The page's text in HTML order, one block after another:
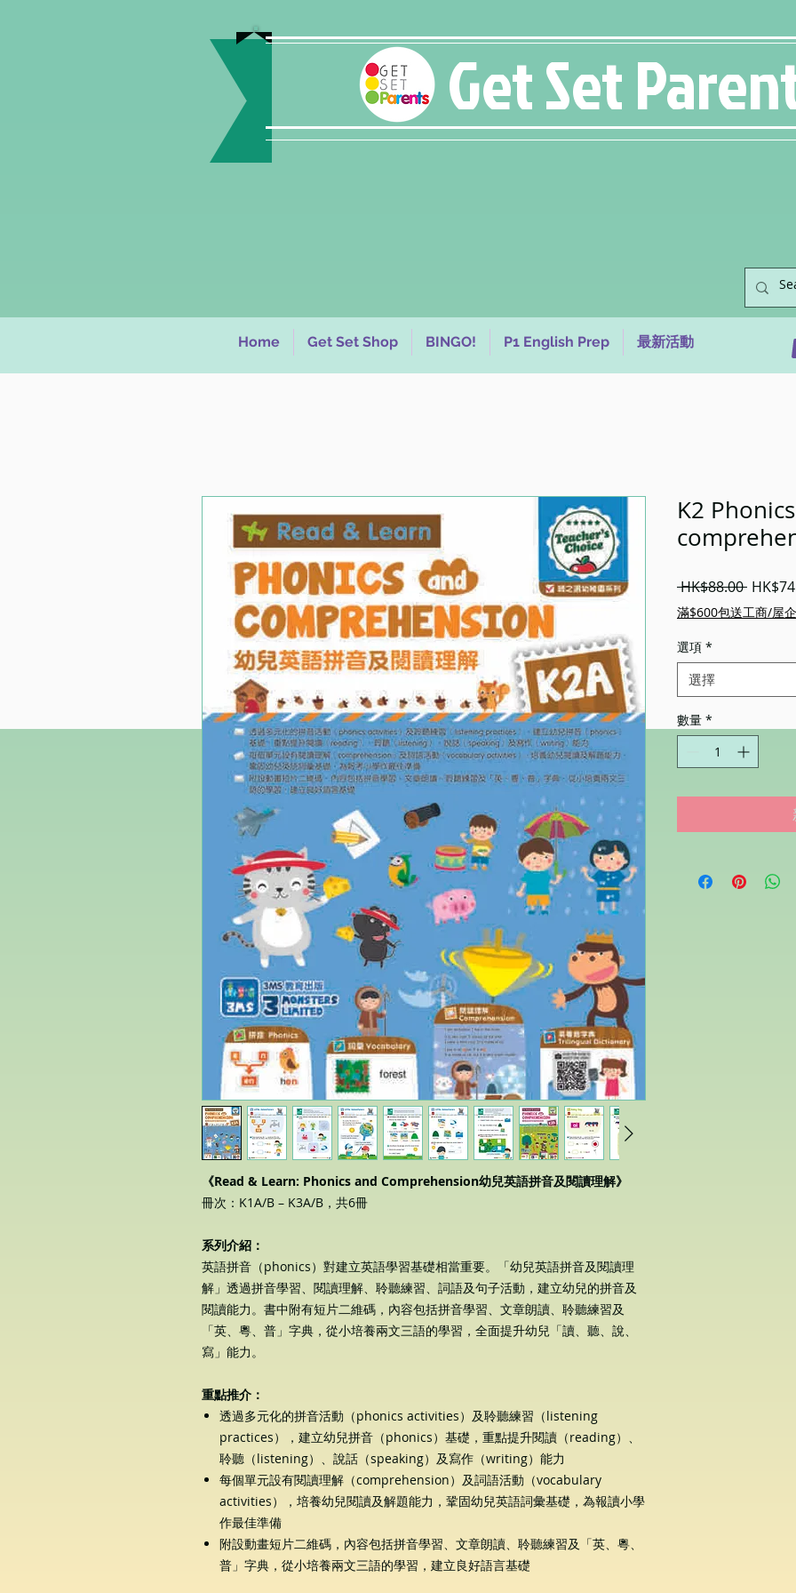
Get Set
Home Get Set Shop BINGO! P1 English Prep 最新活動
《Read & Learn: Phonics and Comprehension幼兒英語拼音及閱讀理解》
冊次：K1A/B – K3A/B，共6冊
系列介紹：
英語拼音（phonics）對建立英語學習基礎相當重要。「幼兒英語拼音及閱讀理
解」透過拼音學習、閱讀理解、聆聽練習、詞語及句子活動，建立幼兒的拼音及
閱讀能力。書中附有短片二維碼，內容包括拼音學習、文章朗讀、聆聽練習及
「英、粵、普」字典，從小培養兩文三語的學習，全面提升幼兒「讀、聽、說、
寫」能力。
重點推介：
透過多元化的拼音活動（phonics activities）及聆聽練習（listening
practices），建立幼兒拼音（phonics）基礎，重點提升閱讀（reading）、
聆聽（listening）、說話（speaking）及寫作（writing）能力
每個單元設有閱讀理解（comprehension）及詞語活動（vocabulary
activities），培養幼兒閱讀及解題能力，鞏固幼兒英語詞彙基礎，為報讀小學
作最佳準備
附設動畫短片二維碼，內容包括拼音學習、文章朗讀、聆聽練習及「英、粵、
普」字典，從小培養兩文三語的學習，建立良好語言基礎
K2
HK$88.00 一
般
滿$600包送工商/屋
選項 *
選擇
數量 *